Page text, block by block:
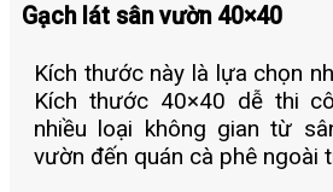
Gạch lát sân vườn 40×40
Kích thước này là lựa chọn
Kích thước 40×40 dễ thi
nhiều loại không gian từ
vườn đến quán cà phê ngoài